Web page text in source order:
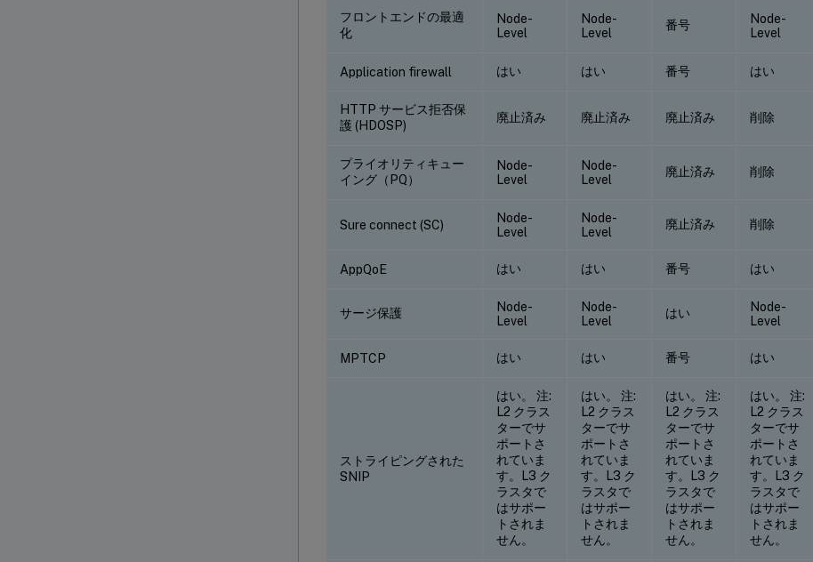
フロントエンドの最適
化
Node-
Level
Node-
Level
番号
Node-
Level
Application firewall はい はい 番号 はい
HTTP サービス拒否保
護 (HDOSP)
廃止済み 廃止済み 廃止済み 削除
プライオリティキュー
イング（PQ）
Node-
Level
Node-
Level
廃止済み 削除
Sure connect (SC)
Node-
Level
Node-
Level
廃止済み 削除
AppQoE はい はい 番号 はい
サージ保護
Node-
Level
Node-
Level
はい
Node-
Level
MPTCP はい はい 番号 はい
ストライピングされた
SNIP
はい。 注:
L2 クラス
ターでサ
ポートさ
れていま
す。L3 ク
ラスタで
はサポー
トされま
せん。
はい。 注:
L2 クラス
ターでサ
ポートさ
れていま
す。L3 ク
ラスタで
はサポー
トされま
せん。
はい。 注:
L2 クラス
ターでサ
ポートさ
れていま
す。L3 ク
ラスタで
はサポー
トされま
せん。
はい。 注:
L2 クラス
ターでサ
ポートさ
れていま
す。L3 ク
ラスタで
はサポー
トされま
せん。